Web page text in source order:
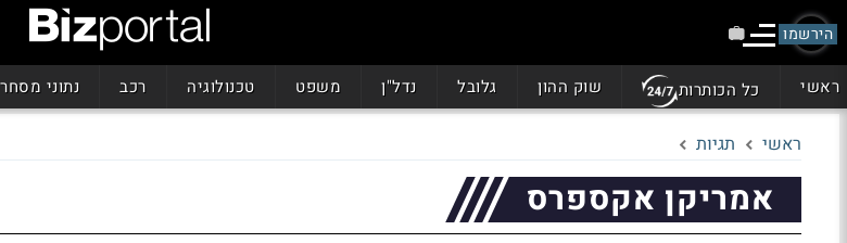
הירשמו
ראשי כל הכותרות שוק ההון גלובל נדל"ן משפט טכנולוגיה רכב נתוני מסחר
ראשי תגיות
אמריקן אקספרס